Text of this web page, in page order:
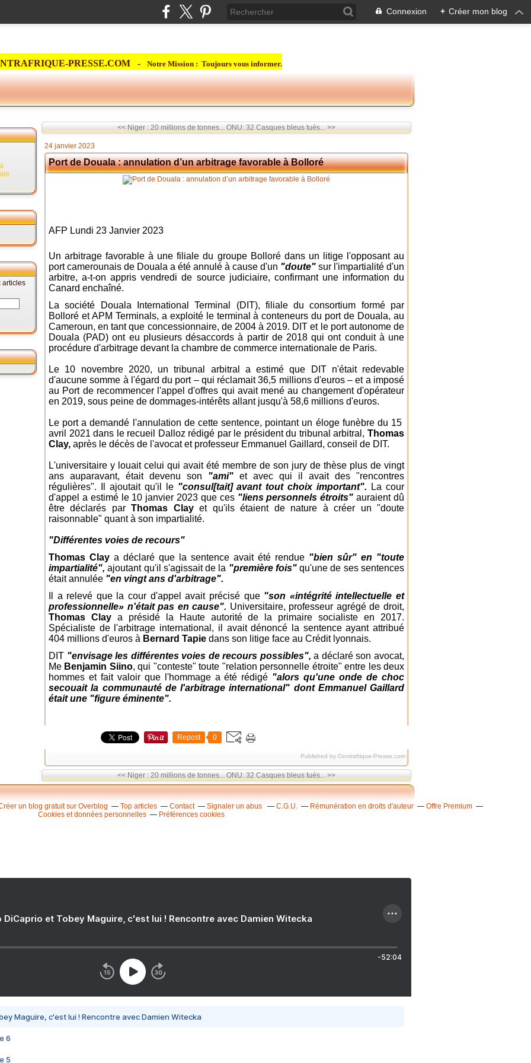
Connexion + Créer mon blog
PRESSE.COM - Notre Mission : Toujours vous informer.
articles
<< Niger : 20 millions de tonnes... ONU: 32 Casques bleus tués... >>
24 janvier 2023
Port de Douala : annulation d’un arbitrage favorable à Bolloré
AFP Lundi 23 Janvier 2023
Un arbitrage favorable à une filiale du groupe Bolloré dans un litige l'opposant au
port camerounais de Douala a été annulé à cause d'un "doute" sur l'impartialité d'un
arbitre, a-t-on appris vendredi de source judiciaire, confirmant une information du
Canard enchaîné.
La société Douala International Terminal (DIT), filiale du consortium formé par
Bolloré et APM Terminals, a exploité le terminal à conteneurs du port de Douala, au
Cameroun, en tant que concessionnaire, de 2004 à 2019. DIT et le port autonome de
Douala (PAD) ont eu plusieurs désaccords à partir de 2018 qui ont conduit à une
procédure d'arbitrage devant la chambre de commerce internationale de Paris.
Le 10 novembre 2020, un tribunal arbitral a estimé que DIT n'était redevable
d'aucune somme à l'égard du port – qui réclamait 36,5 millions d'euros – et a imposé
au Port de recommencer l'appel d'offres qui avait mené au changement d'opérateur
en 2019, sous peine de dommages-intérêts allant jusqu'à 58,6 millions d'euros.
Le port a demandé l'annulation de cette sentence, pointant un éloge funèbre du 15
avril 2021 dans le recueil Dalloz rédigé par le président du tribunal arbitral, Thomas
Clay, après le décès de l'avocat et professeur Emmanuel Gaillard, conseil de DIT.
L'universitaire y louait celui qui avait été membre de son jury de thèse plus de vingt
ans auparavant, était devenu son "ami" et avec qui il avait des "rencontres
régulières". Il ajoutait qu'il le "consul[tait] avant tout choix important". La cour
d'appel a estimé le 10 janvier 2023 que ces "liens personnels étroits" auraient dû
être déclarés parThomas Clayet qu'ils étaient de nature à créer un "doute
raisonnable" quant à son impartialité.
"Différentes voies de recours"
Thomas Clay a déclaré que la sentence avait été rendue "bien sûr" en "toute
impartialité", ajoutant qu'il s'agissait de la "première fois"qu'une de ses sentences
était annulée "en vingt ans d'arbitrage".
Il a relevé que la cour d'appel avait précisé que "son «intégrité intellectuelle et
professionnelle» n'était pas en cause". Universitaire, professeur agrégé de droit,
Thomas Claya présidé la Haute autorité de la primaire socialiste en 2017.
Spécialiste de l'arbitrage international, il avait dénoncé la sentence ayant attribué
404 millions d'euros à Bernard Tapie dans son litige face au Crédit lyonnais.
DIT "envisage les différentes voies de recours possibles", a déclaré son avocat,
Me Benjamin Siino, qui "conteste" toute "relation personnelle étroite" entre les deux
hommes et fait valoir que l'hommage a été rédigé "alors qu'une onde de choc
secouait la communauté de l'arbitrage international" dont Emmanuel Gaillard
était une "figure éminente".
Repost 0
Published by Centrafrique-Presse.com
<< Niger : 20 millions de tonnes... ONU: 32 Casques bleus tués... >>
un blog gratuit sur Overblog Top articles Contact Signaler un abus C.G.U. Rémunération en droits d'auteur
Offre Premium
Cookies et données personnelles
Préférences cookies
DiCaprio et Tobey Maguire, c'est lui ! Rencontre avec Damien Witecka
-52:04
Maguire, c'est lui ! Rencontre avec Damien Witecka
6
5